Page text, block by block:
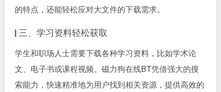
的特点，还能轻松应对大文件的下载需求。
三、学习资料轻松获取
学生和职场人士需要下载各种学习资料，比如学术论
文、电子书或课程视频。磁力狗在线BT凭借强大的搜
索能力，快速精准地为用户找到相关资源，提供高效的